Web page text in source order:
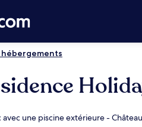
une piscine extérieure -